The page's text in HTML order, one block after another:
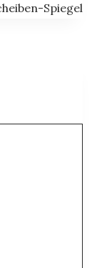
Spiegel